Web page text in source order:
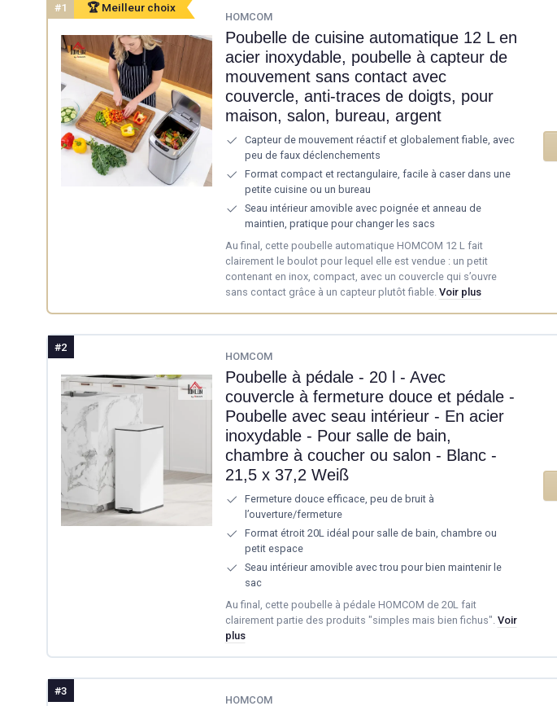
#1 🏆 Meilleur choix
HOMCOM
Poubelle de cuisine automatique 12 L en
acier inoxydable, poubelle à capteur de
mouvement sans contact avec
couvercle, anti-traces de doigts, pour
maison, salon, bureau, argent
Capteur de mouvement réactif et globalement fiable, avec
peu de faux déclenchements
Format compact et rectangulaire, facile à caser dans une
petite cuisine ou un bureau
Seau intérieur amovible avec poignée et anneau de
maintien, pratique pour changer les sacs
Au final, cette poubelle automatique HOMCOM 12 L fait
clairement le boulot pour lequel elle est vendue : un petit
contenant en inox, compact, avec un couvercle qui s’ouvre
sans contact grâce à un capteur plutôt fiable. Voir plus
#2
HOMCOM
Poubelle à pédale - 20 l - Avec
couvercle à fermeture douce et pédale -
Poubelle avec seau intérieur - En acier
inoxydable - Pour salle de bain,
chambre à coucher ou salon - Blanc -
21,5 x 37,2 Weiß
Fermeture douce efficace, peu de bruit à
l’ouverture/fermeture
Format étroit 20L idéal pour salle de bain, chambre ou
petit espace
Seau intérieur amovible avec trou pour bien maintenir le
sac
Au final, cette poubelle à pédale HOMCOM de 20L fait
clairement partie des produits "simples mais bien fichus". Voir
plus
#3
HOMCOM